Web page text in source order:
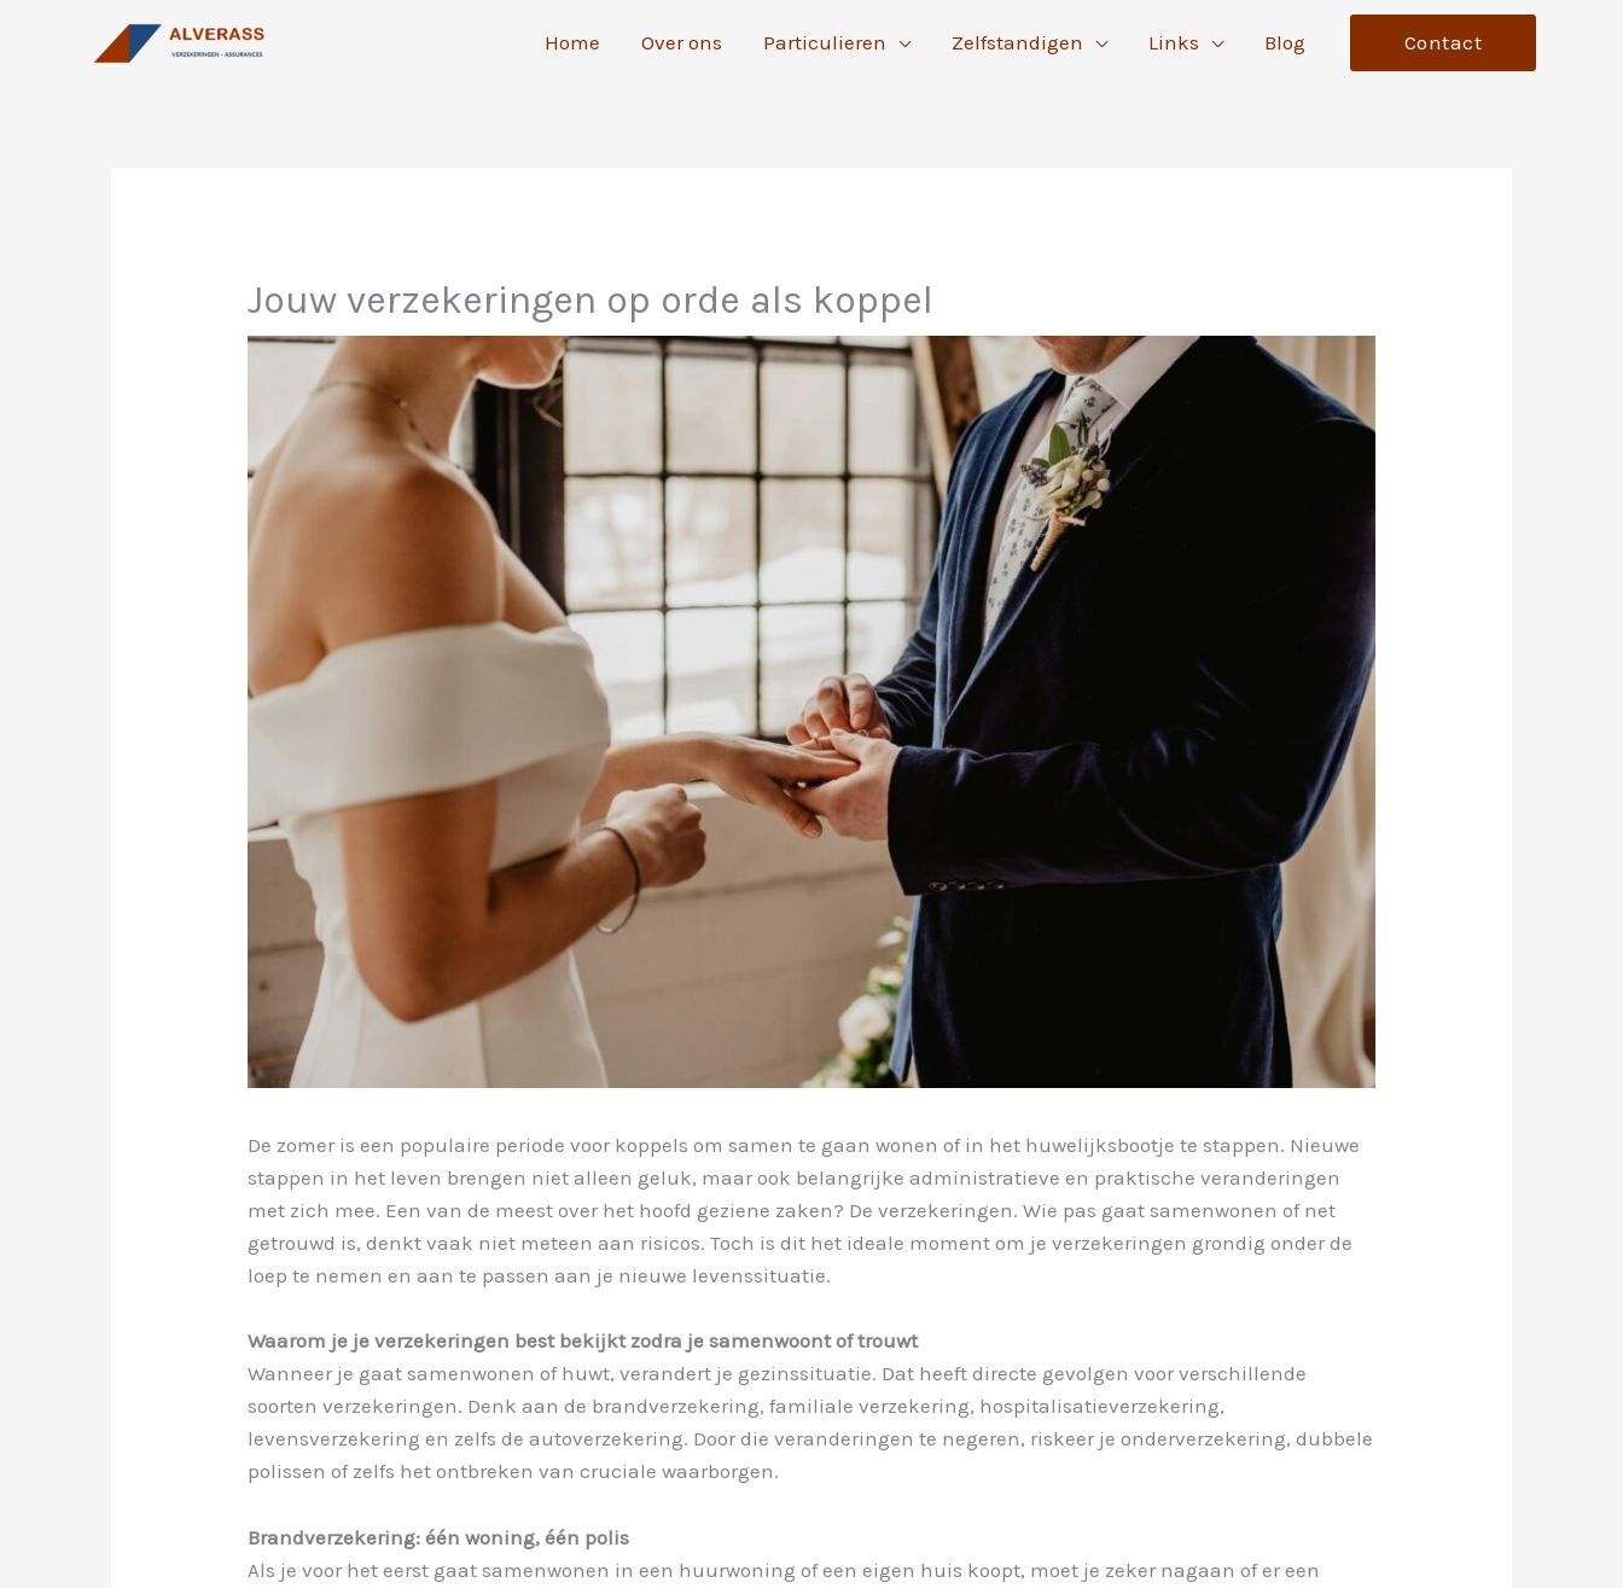
Home Over ons Particulieren Zelfstandigen Links Blog Contact
Jouw verzekeringen op orde als koppel
De zomer is een populaire periode voor koppels om samen te gaan wonen of in het huwelijksbootje te stappen. Nieuwe
stappen in het leven brengen niet alleen geluk, maar ook belangrijke administratieve en praktische veranderingen
met zich mee. Een van de meest over het hoofd geziene zaken? De verzekeringen. Wie pas gaat samenwonen of net
getrouwd is, denkt vaak niet meteen aan risicos. Toch is dit het ideale moment om je verzekeringen grondig onder de
loep te nemen en aan te passen aan je nieuwe levenssituatie.
Waarom je je verzekeringen best bekijkt zodra je samenwoont of trouwt
Wanneer je gaat samenwonen of huwt, verandert je gezinssituatie. Dat heeft directe gevolgen voor verschillende
soorten verzekeringen. Denk aan de brandverzekering, familiale verzekering, hospitalisatieverzekering,
levensverzekering en zelfs de autoverzekering. Door die veranderingen te negeren, riskeer je onderverzekering, dubbele
polissen of zelfs het ontbreken van cruciale waarborgen.
Brandverzekering: één woning, één polis
Als je voor het eerst gaat samenwonen in een huurwoning of een eigen huis koopt, moet je zeker nagaan of er een